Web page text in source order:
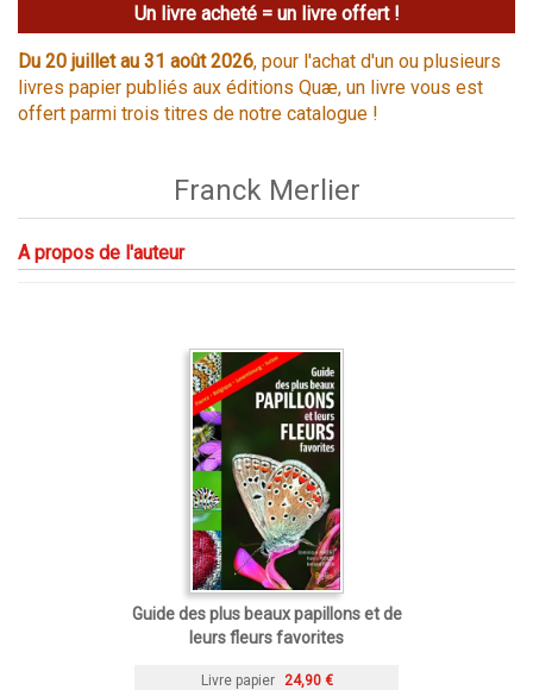
Un livre acheté = un livre offert !
Du 20 juillet au 31 août 2026, pour l'achat d'un ou plusieurs
livres papier publiés aux éditions Quæ, un livre vous est
offert parmi trois titres de notre catalogue !
Franck Merlier
A propos de l'auteur
Guide des plus beaux papillons et de
leurs fleurs favorites
Livre papier 24,90 €